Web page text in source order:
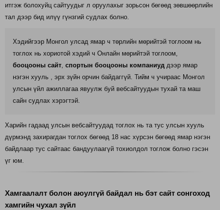
итгэж болохуйц сайтуудыг л оруулахыг зорьсон бөгөөд зөвшөөрлийн
тал дээр бид илүү гүнзгий судлах болно.
Хэдийгээр Монгол улсад ямар ч төрлийн мөрийтэй тоглоом нь
тоглох нь хориотой хэдий ч Онлайн мөрийтэй тоглоом,
бооцооны сайт, спортын бооцооны компаниуд дээр ямар
нэгэн хууль , эрх зүйн орчин байдаггүй. Тийм ч учираас Монгол
улсын үйл ажиллагаа явуулж буй вебсайтуудын тухай та маш
сайн судлах хэрэгтэй.
Харийн гадаад улсын вебсайтуудад тоглох нь та тус улсын хууль
дүрмэнд захирагдан тоглох бөгөөд 18 нас хүрсэн бөгөөд ямар нэгэн
байдлаар тус сайтаас бандуулаагүй тохиолдол тоглож болно гэсэн
үг юм.
Хамгаалалт болон аюулгүй байдал нь бэт сайт сонгоход
хамгийн чухал зүйл